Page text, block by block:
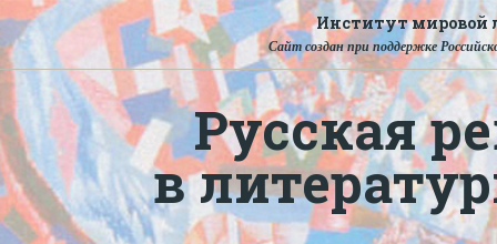
Институт мировой
Сайт создан при поддержке
Русская
в